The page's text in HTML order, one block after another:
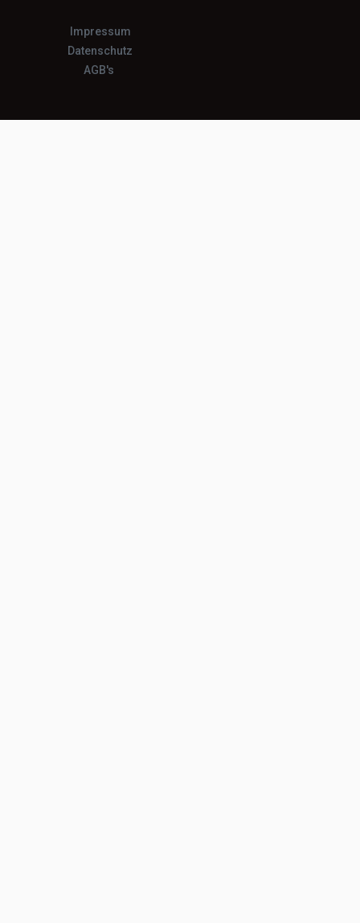
Impressum
Datenschutz
AGB's